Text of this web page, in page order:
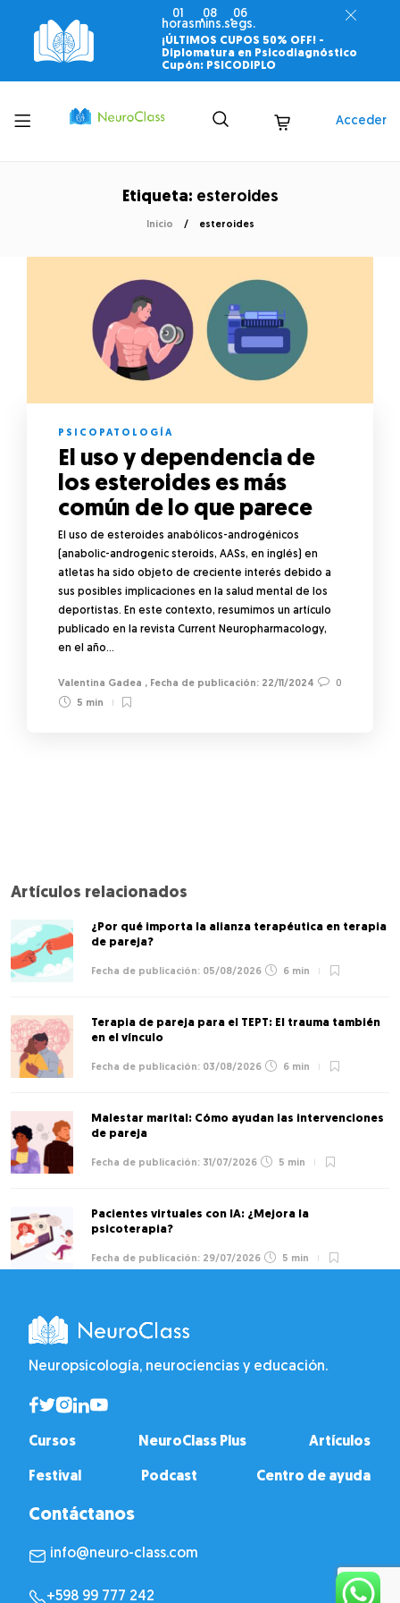
01
horas
08
mins.
06
segs.
¡ÚLTIMOS CUPOS 50% OFF! -
Diplomatura en Psicodiagnóstico
Cupón: PSICODIPLO
Toggle
menu
Acceder
Etiqueta: esteroides
Inicio esteroides
PSICOPATOLOGÍA
El uso y dependencia de
los esteroides es más
común de lo que parece
El uso de esteroides anabólicos-androgénicos
(anabolic-androgenic steroids, AASs, en inglés) en
atletas ha sido objeto de creciente interés debido a
sus posibles implicaciones en la salud mental de los
deportistas. En este contexto, resumimos un artículo
publicado en la revista Current Neuropharmacology,
en el año…
Valentina Gadea , 22/11/2024
0
5 min
Artículos relacionados
¿Por qué importa la alianza terapéutica en terapia
de pareja?
05/08/2026 6 min
Terapia de pareja para el TEPT: El trauma también
en el vínculo
03/08/2026 6 min
Malestar marital: Cómo ayudan las intervenciones
de pareja
31/07/2026 5 min
Pacientes virtuales con IA: ¿Mejora la
psicoterapia?
29/07/2026 5 min
Neuropsicología, neurociencias y educación.
Cursos NeuroClass Plus Artículos
Festival Podcast Centro de ayuda
Contáctanos
info@neuro-class.com
+598 99 777 242